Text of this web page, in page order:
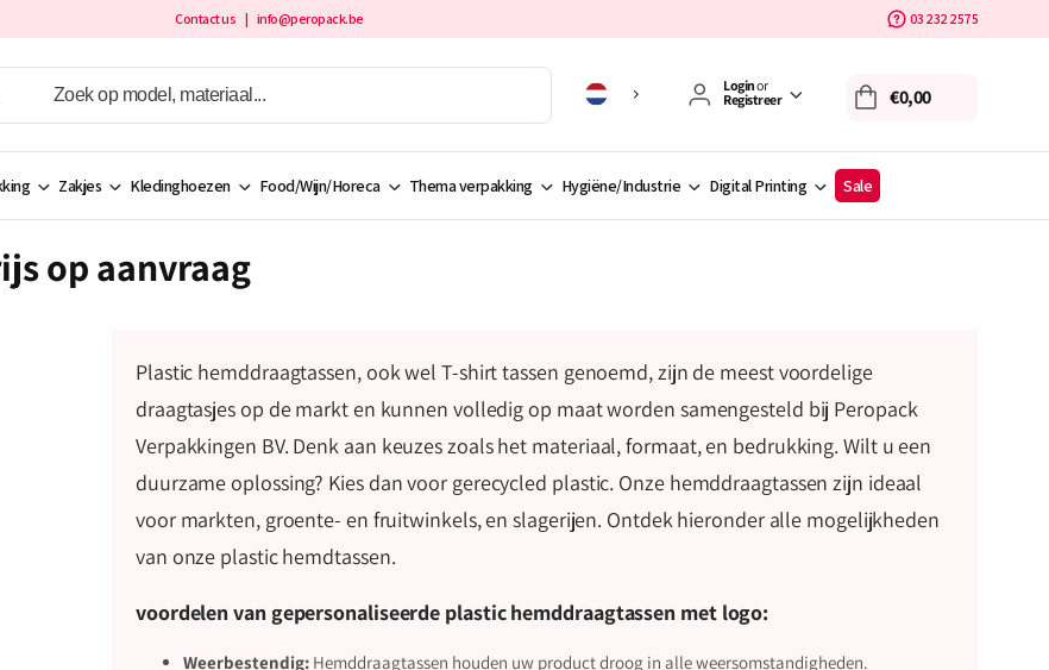
Contact us | info@peropack.be 03 232 2575
Loginor
Registreer
€0,00
Zakjes Kledinghoezen Food/Wijn/Horeca Thema verpakking Hygiëne/Industrie Digital Printing Sale
op aanvraag
Plastic hemddraagtassen, ook wel T-shirt tassen genoemd, zijn de meest voordelige
draagtasjes op de markt en kunnen volledig op maat worden samengesteld bij Peropack
Verpakkingen BV. Denk aan keuzes zoals het materiaal, formaat, en bedrukking. Wilt u een
duurzame oplossing? Kies dan voor gerecycled plastic. Onze hemddraagtassen zijn ideaal
voor markten, groente- en fruitwinkels, en slagerijen. Ontdek hieronder alle mogelijkheden
van onze plastic hemdtassen.
voordelen van gepersonaliseerde plastic hemddraagtassen met logo:
Weerbestendig: Hemddraagtassen houden uw product droog in alle weersomstandigheden.